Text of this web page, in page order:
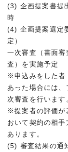
(3) 企画提案書提
時
(4) 企画提案選定
定）
一次審査（書面審
査）を実施予定
※申込みをした者
あった場合には
次審査を行います
※提案者の評価が
おいて契約の相
あります。
(5) 審査結果の通